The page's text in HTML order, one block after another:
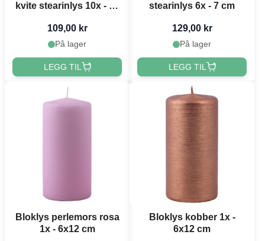
kvite stearinlys 10x - 24
109,00 kr
På lager
LEGG TIL
stearinlys 6x - 7 cm
129,00 kr
På lager
LEGG TIL
Bloklys perlemors rosa
1x - 6x12 cm
Bloklys kobber 1x -
6x12 cm